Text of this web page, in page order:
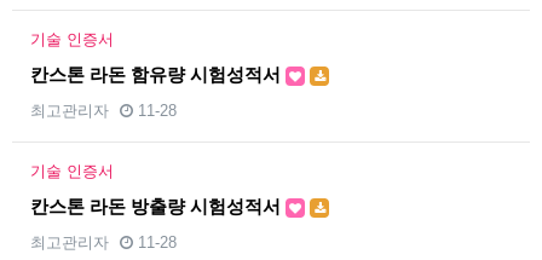
기술 인증서
칸스톤 라돈 함유량 시험성적서
최고관리자 11-28
기술 인증서
칸스톤 라돈 방출량 시험성적서
최고관리자 11-28